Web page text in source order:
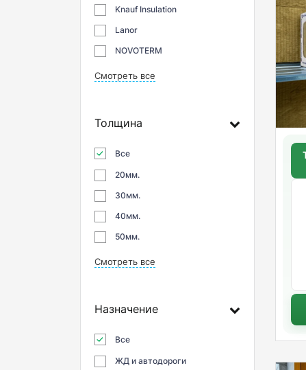
Knauf Insulation
Lanor
NOVOTERM
Смотреть все
Толщина
Все
20мм.
30мм.
40мм.
50мм.
Смотреть все
Назначение
Все
ЖД и автодороги